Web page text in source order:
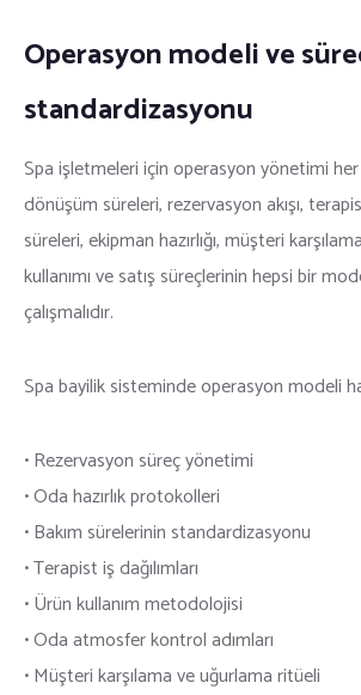
Operasyon modeli ve
standardizasyonu
Spa işletmeleri için operasyon yönetimi
dönüşüm süreleri, rezervasyon akışı,
süreleri, ekipman hazırlığı, müşteri
kullanımı ve satış süreçlerinin hepsi bir
çalışmalıdır.
Spa bayilik sisteminde operasyon modeli
• Rezervasyon süreç yönetimi
• Oda hazırlık protokolleri
• Bakım sürelerinin standardizasyonu
• Terapist iş dağılımları
• Ürün kullanım metodolojisi
• Oda atmosfer kontrol adımları
• Müşteri karşılama ve uğurlama ritüeli